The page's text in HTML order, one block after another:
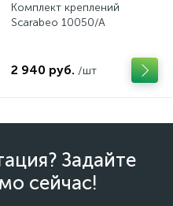
Комплект креплений
Scarabeo 10050/A
2 940 руб. /шт
Задайте
сейчас!